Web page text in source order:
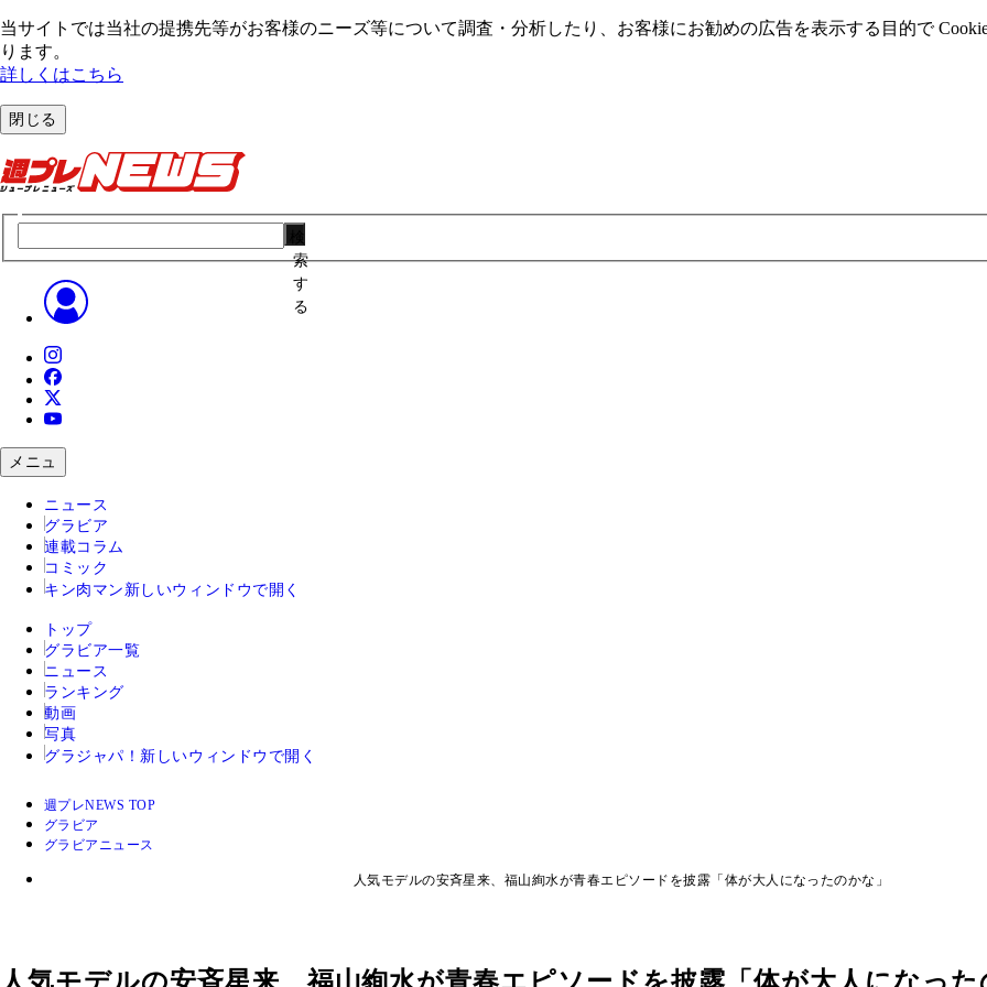
当サイトでは当社の提携先等がお客様のニーズ等について調査・分析したり、お客様にお勧めの広告を表⽰する⽬的で
ります。
詳しくはこちら
閉じる
索
す
る
メニュ
ニュース
グラビア
連載コラム
コミック
キン肉マン 新しいウィンドウで開く
トップ
グラビア一覧
ニュース
ランキング
動画
写真
グラジャパ！ 新しいウィンドウで開く
週プレNEWS TOP
グラビア
グラビアニュース
人気モデルの安斉星来、福山絢水が青春エピソードを披露「体が大人になったのかな」
人気モデルの安斉星来、福山絢水が青春エピソードを披露「体が大人になっ